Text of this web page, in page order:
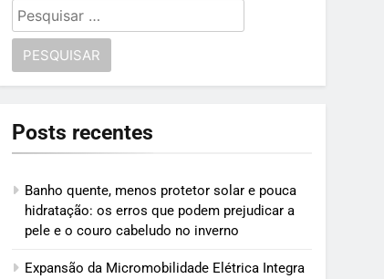
Pesquisar
por:
Posts recentes
Banho quente, menos protetor solar e pouca
hidratação: os erros que podem prejudicar a
pele e o couro cabeludo no inverno
Expansão da Micromobilidade Elétrica Integra